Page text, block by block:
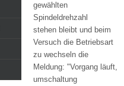
gewählten
Spindeldrehzahl
stehen bleibt und beim
Versuch die Betriebsart
zu wechseln die
Meldung: "Vorgang läuft,
umschaltung